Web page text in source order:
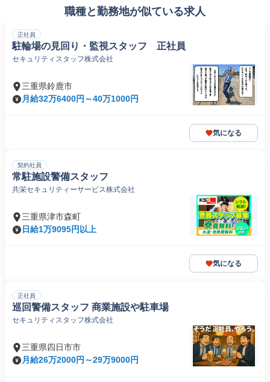
職種と勤務地が似ている求人
正社員
駐輪場の見回り・監視スタッフ 正社員
セキュリティスタッフ株式会社
三重県鈴鹿市
月給32万6400円～40万1000円
気になる
契約社員
常駐施設警備スタッフ
共栄セキュリティーサービス株式会社
三重県津市森町
日給1万9095円以上
気になる
正社員
巡回警備スタッフ 商業施設や駐車場
セキュリティスタッフ株式会社
三重県四日市市
月給26万2000円～29万9000円